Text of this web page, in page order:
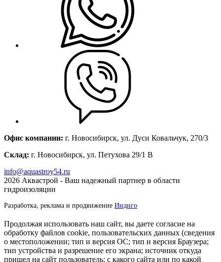
Офис компании: г. Новосибирск, ул. Дуси Ковальчук, 270/3
Склад: г. Новосибирск, ул. Петухова 29/1 В
info@aquastroy54.ru
2026 Аквастрой - Ваш надежный партнер в области
гидроизоляции
Разработка, реклама и продвижение Индиго
Продолжая использовать наш сайт, вы даете согласие на
обработку файлов cookie, пользовательских данных (сведения
о местоположении; тип и версия ОС; тип и версия Браузера;
тип устройства и разрешение его экрана; источник откуда
пришел на сайт пользователь; с какого сайта или по какой